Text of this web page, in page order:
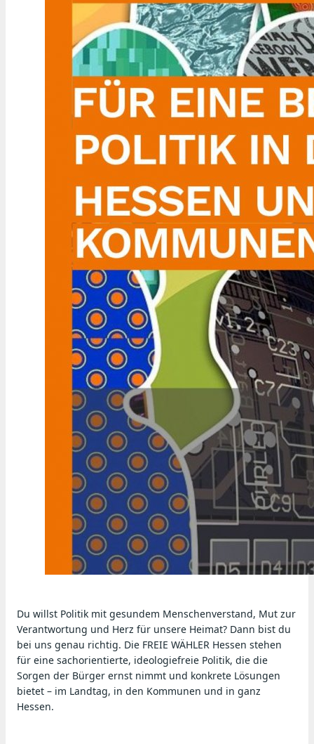
Du willst Politik mit gesundem Menschenverstand, Mut zur
Verantwortung und Herz für unsere Heimat? Dann bist du
bei uns genau richtig. Die FREIE WÄHLER Hessen stehen
für eine sachorientierte, ideologiefreie Politik, die die
Sorgen der Bürger ernst nimmt und konkrete Lösungen
bietet – im Landtag, in den Kommunen und in ganz
Hessen.